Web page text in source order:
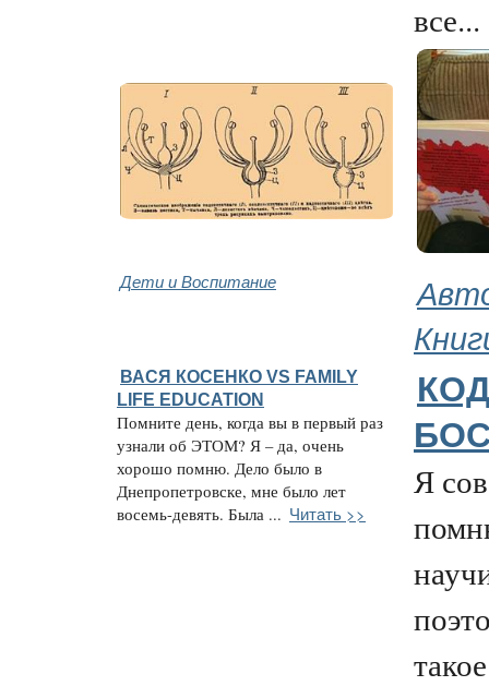
все...
Дети и Воспитание
ВАСЯ КОСЕНКО VS FAMILY
LIFE EDUCATION
Помните день, когда вы в первый раз
узнали об ЭТОМ? Я – да, очень
хорошо помню. Дело было в
Днепропетровске, мне было лет
восемь-девять. Была ... Читать >>
Я